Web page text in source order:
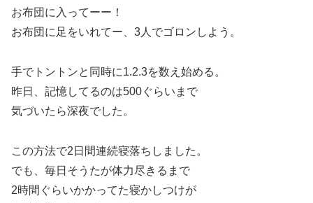
お布団に入ってーー！
お布団に足をいれてー、3人でゴロンしよう。
手でトントンと同時に1.2.3を数え始める。
昨日、記憶してるのは500ぐらいまで
気づいたら深夜でした。
この方法で2日間連続寝落ちしました。
でも、毎日そうたが体力尽きるまで
2時間ぐらいかかってた寝かしつけが